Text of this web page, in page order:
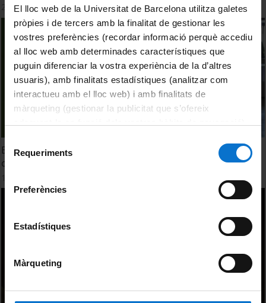
El lloc web de la Universitat de Barcelona utilitza galetes
pròpies i de tercers amb la finalitat de gestionar les
vostres preferències (recordar informació perquè accediu
al lloc web amb determinades característiques que
puguin diferenciar la vostra experiència de la d’altres
usuaris), amb finalitats estadístiques (analitzar com
interactueu amb el lloc web) i amb finalitats de
màrqueting (gestionar la publicitat que s’ofereix
consultar laPolítica de galetes del lloc web de la
Selecció
de
consentiment
Requeriments
Preferències
Estadístiques
Màrqueting
22 Julio, 2014
Entrevistes Economia Social i Comunitat Universitària:
col·laboracions i sinergies